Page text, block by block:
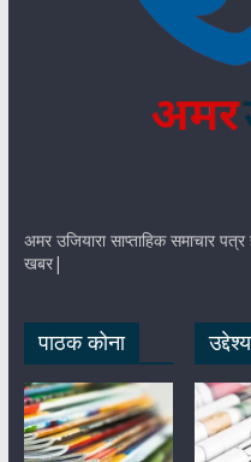
अमर उजियारा साप्ताहिक समाचार
खबर|
पाठक कोना उद्देश्य